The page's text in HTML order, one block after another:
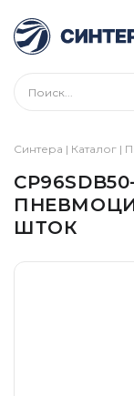
Синтера | Каталог |
ШТОК